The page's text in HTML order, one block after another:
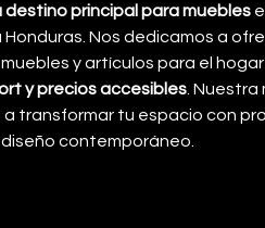
destino principal para muebles
Honduras. Nos dedicamos a
y artículos para el
y precios accesibles . Nuestra
transformar tu espacio con
contemporáneo.